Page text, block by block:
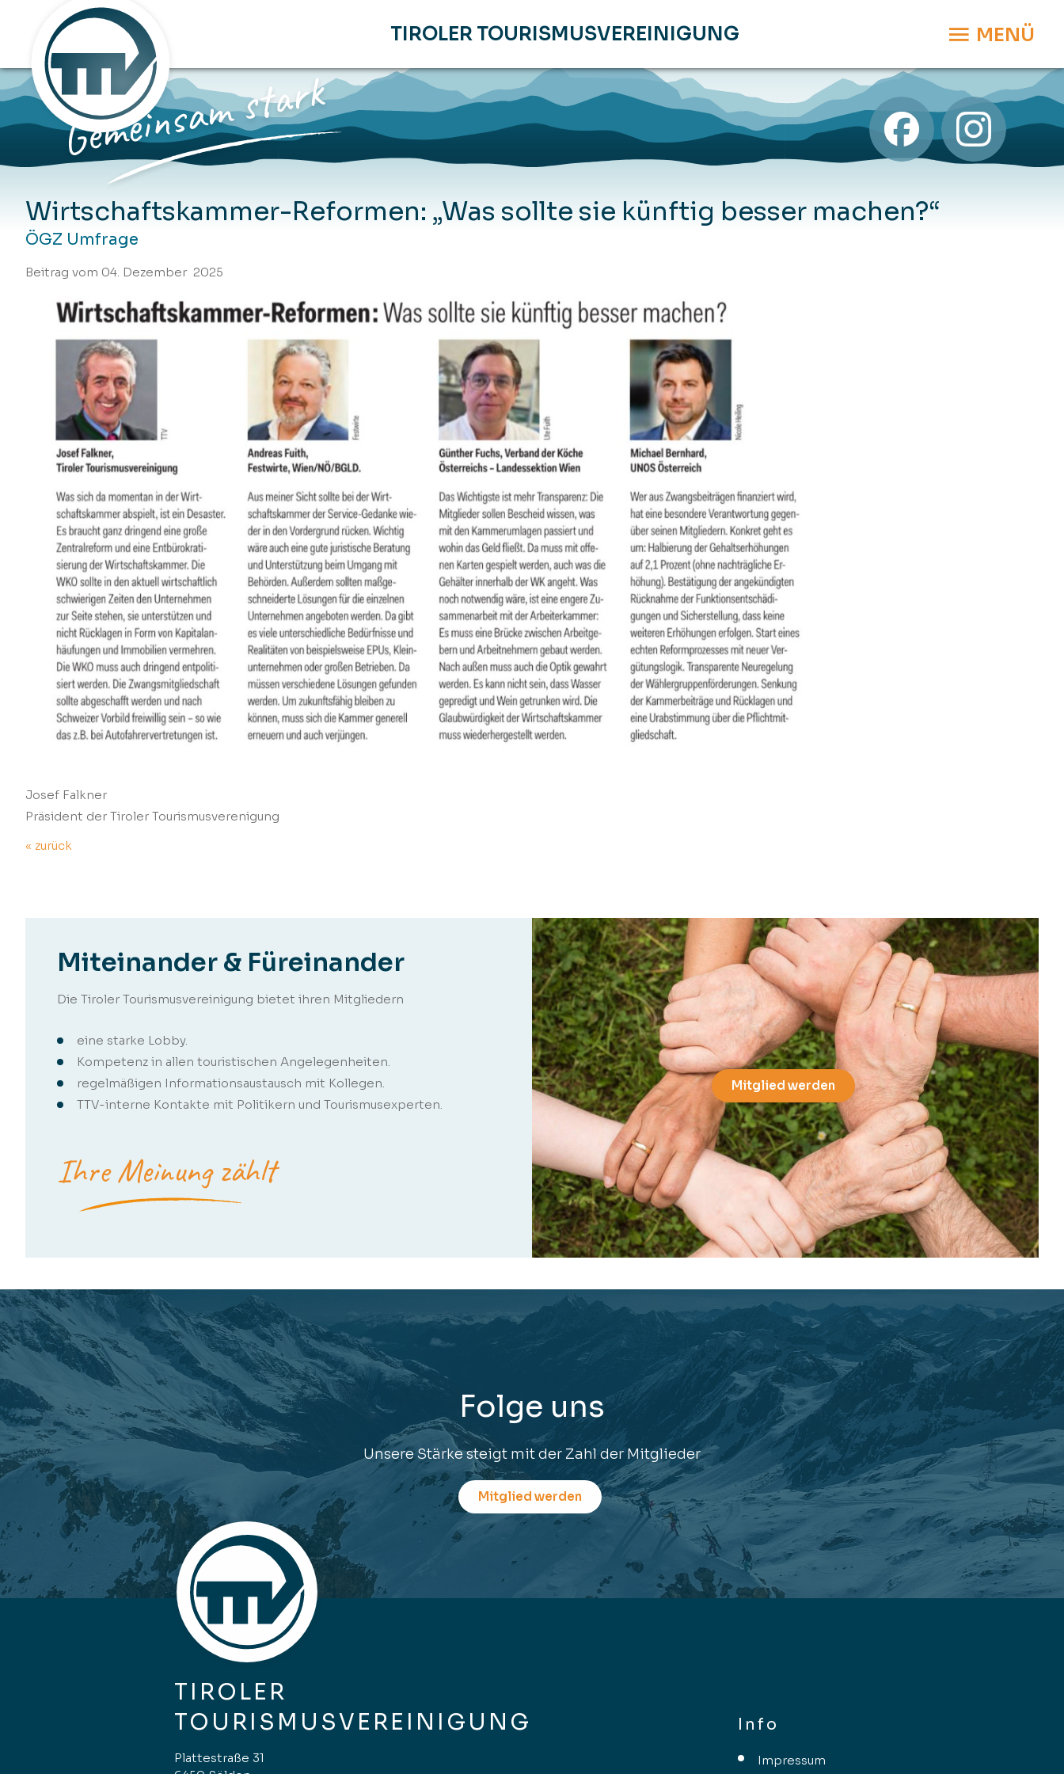
TIROLER TOURISMUSVEREINIGUNG MENÜ
Wirtschaftskammer-Reformen: „Was sollte sie künftig besser machen?“
ÖGZ Umfrage
Beitrag vom 04. Dezember 2025
Josef Falkner
Präsident der Tiroler Tourismusverenigung
« zurück
Miteinander & Füreinander
Die Tiroler Tourismusvereinigung bietet ihren Mitgliedern
eine starke Lobby.
Kompetenz in allen touristischen Angelegenheiten.
regelmäßigen Informationsaustausch mit Kollegen.
TTV-interne Kontakte mit Politikern und Tourismusexperten.
Ihre Meinung zählt
Mitglied werden
Folge uns
Unsere Stärke steigt mit der Zahl der Mitglieder
Mitglied werden
TIROLER
TOURISMUSVEREINIGUNG
Plattestraße 31
Info
Impressum